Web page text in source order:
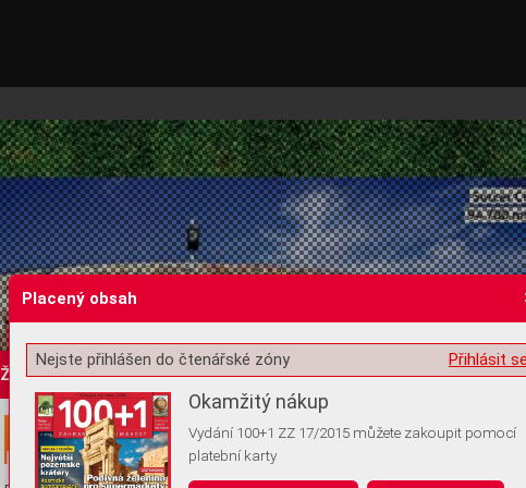
Žádost o souhlas s ukládáním volitelných informací
Placený obsah
Přihlásit
Nejste přihlášen do čtenářské zóny
Okamžitý nákup
Vydání 100+1 ZZ 17/2015 můžete zakoupit pomocí
platební karty